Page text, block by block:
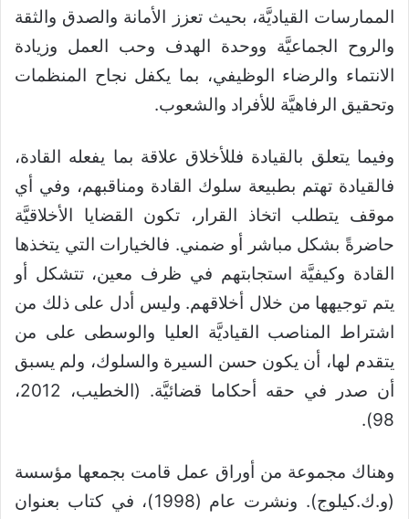
الممارسات القياديَّة، بحيث تعزز الأمانة والصدق والثقة
والروح الجماعيَّة ووحدة الهدف وحب العمل وزيادة
الانتماء والرضاء الوظيفي، بما يكفل نجاح المنظمات
وتحقيق الرفاهيَّة للأفراد والشعوب.
وفيما يتعلق بالقيادة فللأخلاق علاقة بما يفعله القادة،
فالقيادة تهتم بطبيعة سلوك القادة ومناقبهم، وفي أي
موقف يتطلب اتخاذ القرار، تكون القضايا الأخلاقيَّة
حاضرةً بشكل مباشر أو ضمني. فالخيارات التي يتخذها
القادة وكيفيَّة استجابتهم في ظرف معين، تتشكل أو
يتم توجيهها من خلال أخلاقهم. وليس أدل على ذلك من
اشتراط المناصب القياديَّة العليا والوسطى على من
يتقدم لها، أن يكون حسن السيرة والسلوك، ولم يسبق
أن صدر في حقه أحكاما قضائيَّة. (الخطيب، 2012،
98).
وهناك مجموعة من أوراق عمل قامت بجمعها مؤسسة
(و.ك.كيلوج). ونشرت عام (1998)، في كتاب بعنوان